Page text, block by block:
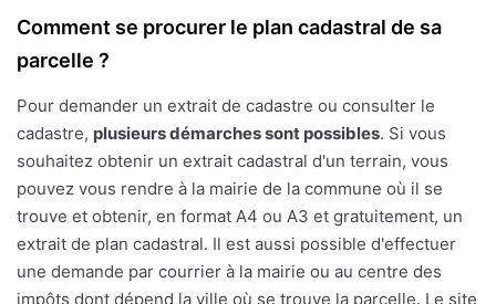
Comment se procurer le plan cadastral de sa
parcelle ?
Pour demander un extrait de cadastre ou consulter le
cadastre, plusieurs démarches sont possibles. Si vous
souhaitez obtenir un extrait cadastral d'un terrain, vous
pouvez vous rendre à la mairie de la commune où il se
trouve et obtenir, en format A4 ou A3 et gratuitement, un
extrait de plan cadastral. Il est aussi possible d'effectuer
une demande par courrier à la mairie ou au centre des
impôts dont dépend la ville où se trouve la parcelle. Le site